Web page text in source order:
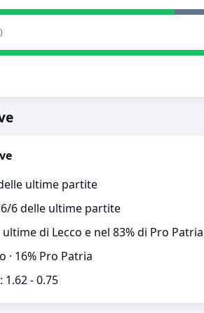
ultime partite
6 delle ultime partite
di Lecco e nel 83% di Pro Patria
· 16% Pro Patria
- 0.75